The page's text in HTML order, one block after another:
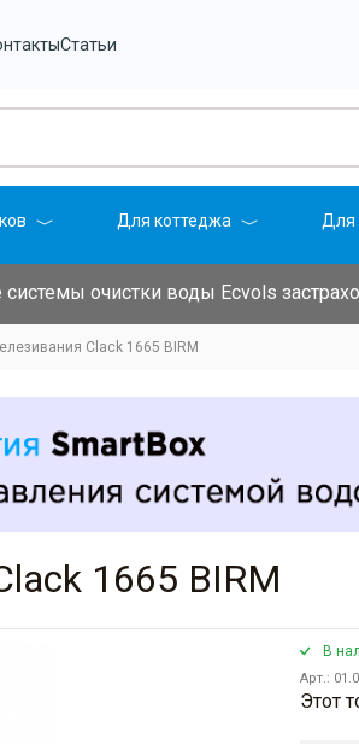
Статьи
Для коттеджа Для
системы очистки воды Ecvols
Clack 1665 BIRM
1665 BIRM
В
Арт.:
Этот